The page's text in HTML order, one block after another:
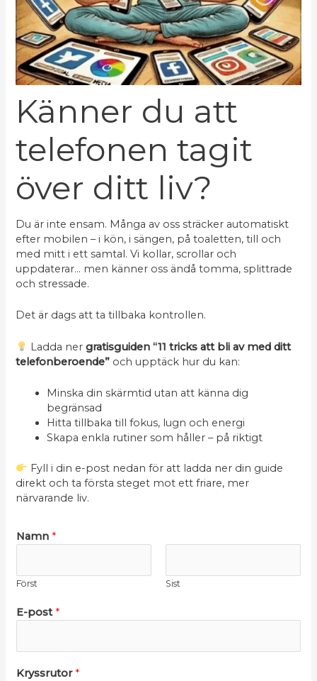
Känner du att
telefonen tagit
över ditt liv?
Du är inte ensam. Många av oss sträcker automatiskt
efter mobilen – i kön, i sängen, på toaletten, till och
med mitt i ett samtal. Vi kollar, scrollar och
uppdaterar… men känner oss ändå tomma, splittrade
och stressade.
Det är dags att ta tillbaka kontrollen.
Ladda nergratisguiden “11 tricks att bli av med ditt
telefonberoende” och upptäck hur du kan:
Minska din skärmtid utan att känna dig
begränsad
Hitta tillbaka till fokus, lugn och energi
Skapa enkla rutiner som håller – på riktigt
Fyll i din e-post nedan för att ladda ner din guide
direkt och ta första steget mot ett friare, mer
närvarande liv.
Namn *
Först Sist
E-post *
Kryssrutor *